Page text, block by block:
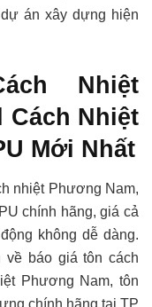
án xây dựng hiện
Nhiệt
Cách Nhiệt
Mới Nhất
nhiệt Phương Nam,
chính hãng, giá cả
không dễ dàng.
về báo giá tôn cách
Phương Nam, tôn
chính hãng tại TP